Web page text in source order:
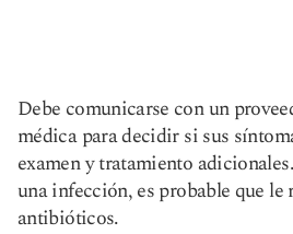
Debe comunicarse con un
médica para decidir si sus
examen y tratamiento
una infección, es probable que le
antibióticos.